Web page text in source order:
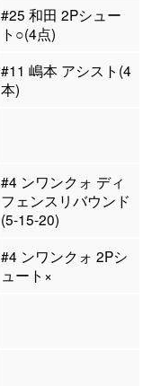
#25 和田 2Pシュー
ト○(4点)
#11 嶋本 アシスト(4
本)
#4 ンワンクォ ディ
フェンスリバウンド
(5-15-20)
#4 ンワンクォ 2Pシ
ュート×